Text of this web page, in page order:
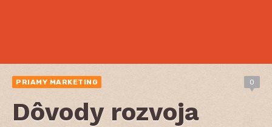
PRIAMY MARKETING 0
Dôvody rozvoja